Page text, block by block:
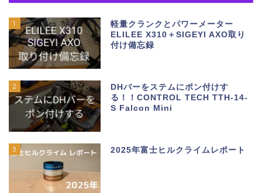
1
軽量クランクとパワーメーター
ELILEE X310＋SIGEYI AXO取り
付け備忘録
2
DHバーをステムにポン付けす
る！！CONTROL TECH TTH-14-
S Falcon Mini
3 2025年富士ヒルクライムレポート